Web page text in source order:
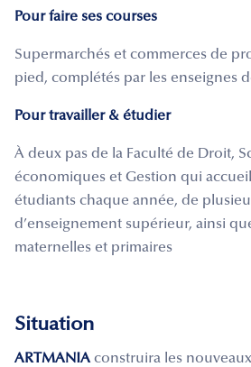
Pour faire ses courses
Supermarchés et commerces de
pied, complétés par les enseignes
Pour travailler & étudier
À deux pas de la Faculté de Droit,
économiques et Gestion qui
étudiants chaque année, de
d’enseignement supérieur, ainsi
maternelles et primaires
Situation
ARTMANIAconstruira les